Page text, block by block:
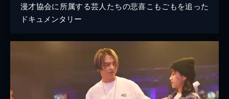
漫才協会に所属する芸人たちの悲喜こもごもを追った
ドキュメンタリー